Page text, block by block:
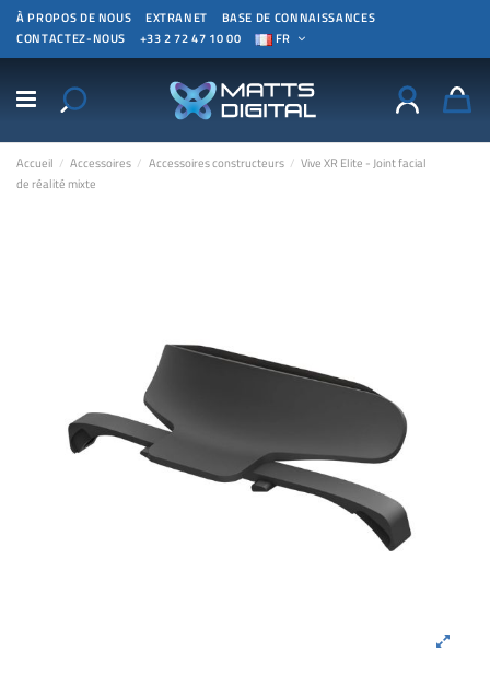
À PROPOS DE NOUS EXTRANET
BASE DE CONNAISSANCES
CONTACTEZ-NOUS
+33 2 72 47 10 00 FR
Accueil Accessoires Accessoires constructeurs
Vive XR Elite - Joint facial
de réalité mixte